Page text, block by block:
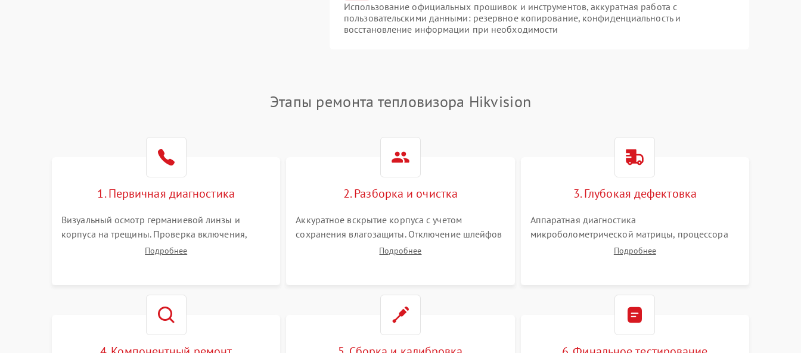
Использование официальных прошивок и инструментов, аккуратная работа с
пользовательскими данными: резервное копирование, конфиденциальность и
восстановление информации при необходимости
Этапы ремонта тепловизора Hikvision
1. Первичная диагностика
Визуальный осмотр германиевой линзы и
корпуса на трещины. Проверка включения,
реакции кнопок и разъемов зарядки. Оценка
Подробнее
2. Разборка и очистка
Аккуратное вскрытие корпуса с учетом
сохранения влагозащиты. Отключение шлейфов
питания и дисплея. Очистка внутренних плат от
Подробнее
3. Глубокая дефектовка
Аппаратная диагностика
микроболометрической матрицы, процессора
обработки изображений и цепей питания.
Подробнее